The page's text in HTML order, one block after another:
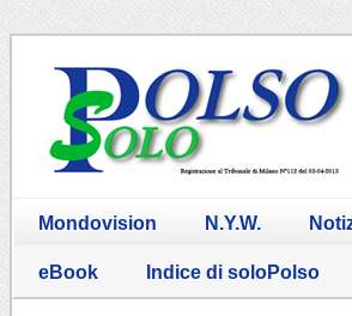
Mondovision N.Y.W.
eBook Indice di soloPolso